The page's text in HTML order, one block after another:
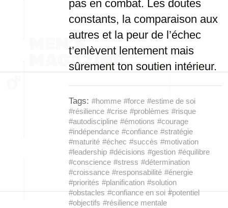
pas en combat. Les doutes
constants, la comparaison aux
autres et la peur de l’échec
t’enlèvent lentement mais
sûrement ton soutien intérieur.
Tags: #homme #force #estime de soi
#résilience #crise #problèmes #risque
#autodiscipline #émotions #courage
#indépendance #confiance #stratégie
#maturité #échec #succès #motivation
#leadership #décisions #gestion #équilibre
#conscience #stress #détermination
#croissance #responsabilité #énergie
#priorités #planification #solution
#obstacles #confiance en soi #potentiel
#objectifs #résilience mentale